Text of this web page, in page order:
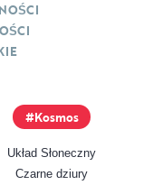
Kosmos
Układ Słoneczny
Czarne dziury